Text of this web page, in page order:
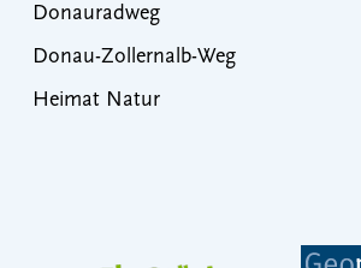
Donauradweg
Donau-Zollernalb-Weg
Heimat Natur